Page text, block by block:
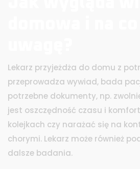
Lekarz przyjeżdża do domu z
przeprowadza wywiad, bada
potrzebne dokumenty, np.
jest oszczędność czasu i
kolejkach czy narażać się na
chorymi. Lekarz może również
dalsze badania.